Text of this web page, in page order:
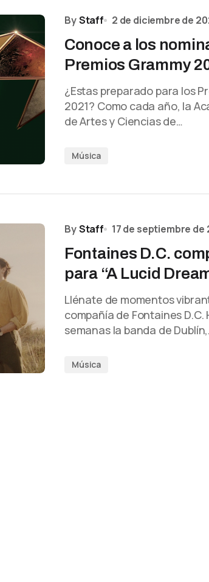
ByStaff 2 de diciembre de
Conoce a los
Premios Grammy
¿Estas preparado para los
2021? Como cada año, la
de Artes y Ciencias de…
Música
ByStaff 17 de septiembre de
Fontaines D.C.
para “A Lucid
Llénate de momentos
compañía de Fontaines D.C.
semanas la banda de
Música